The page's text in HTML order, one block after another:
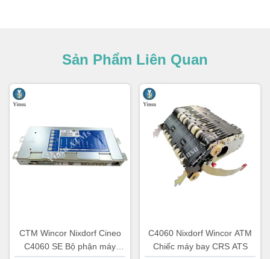
Sản Phẩm Liên Quan
CTM Wincor Nixdorf Cineo
C4060 SE Bộ phận máy
C4060 Nixdorf Wincor ATM
Chiếc máy bay CRS ATS